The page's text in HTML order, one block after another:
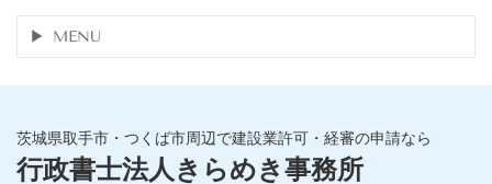
MENU
茨城県取手市・つくば市周辺で建設業許可・経審の申請なら
行政書士法人きらめき事務所